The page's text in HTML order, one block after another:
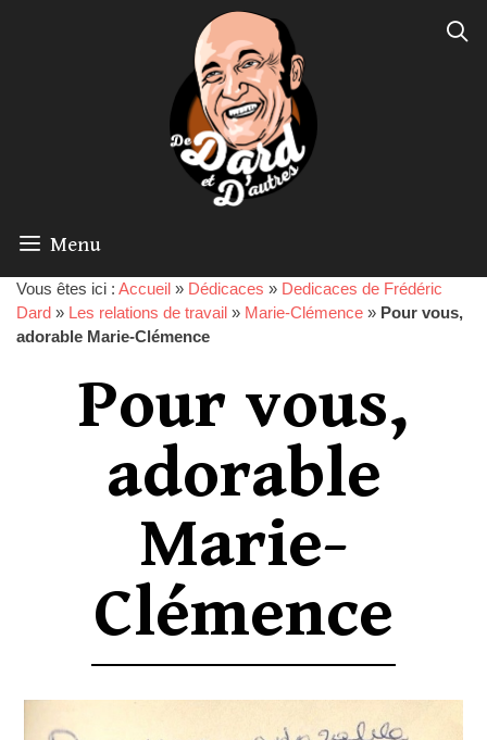
Menu
Vous êtes ici : Accueil » Dédicaces » Dedicaces de Frédéric
Dard » Les relations de travail » Marie-Clémence » Pour vous,
adorable Marie-Clémence
Pour vous,
adorable
Marie-
Clémence